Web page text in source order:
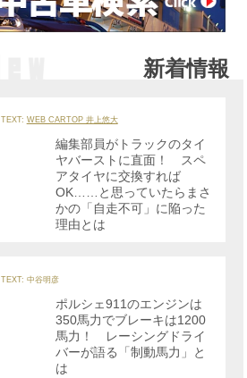
新着情報
TEXT: WEB CARTOP 井上悠大
編集部員がトラックのタイ
ヤバーストに直面！ スペ
アタイヤに交換すれば
OK……と思っていたらまさ
かの「自走不可」に陥った
理由とは
TEXT: 中谷明彦
ポルシェ911のエンジンは
350馬力でブレーキは1200
馬力！ レーシングドライ
バーが語る「制動馬力」と
は